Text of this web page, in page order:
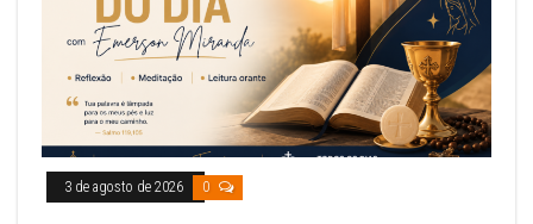
3 de agosto de 2026 0